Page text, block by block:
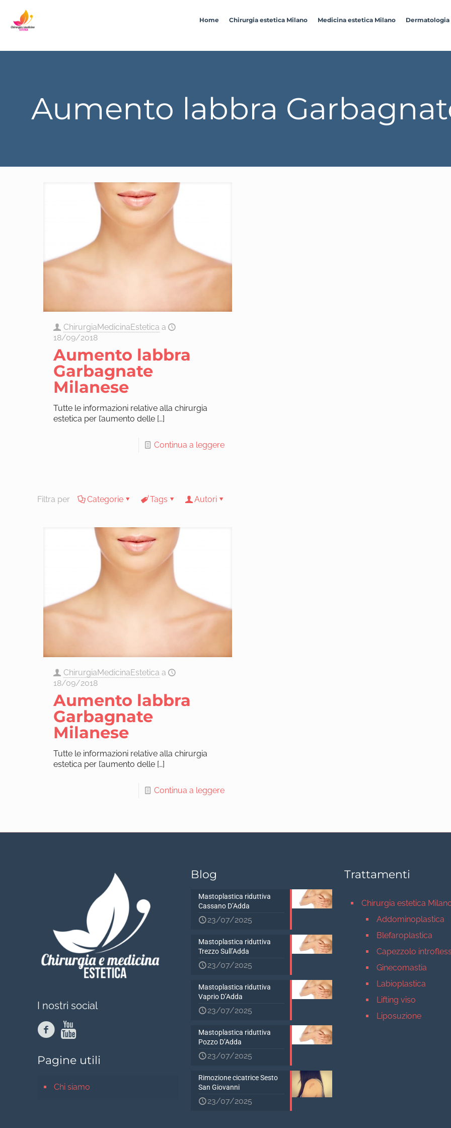
Home Chirurgia estetica Milano Medicina estetica Milano Dermatologia
Aumento labbra
ChirurgiaMedicinaEstetica a
18/09/2018
Aumento labbra
Garbagnate
Milanese
Tutte le informazioni relative alla chirurgia
estetica per l’aumento delle[…]
Continua a leggere
Filtra per Categorie Tags Autori
ChirurgiaMedicinaEstetica a
18/09/2018
Aumento labbra
Garbagnate
Milanese
Tutte le informazioni relative alla chirurgia
estetica per l’aumento delle[…]
Continua a leggere
I nostri social
Pagine utili
Chi siamo
Blog
Mastoplastica riduttiva
Cassano D’Adda
23/07/2025
Mastoplastica riduttiva
Trezzo Sull’Adda
23/07/2025
Mastoplastica riduttiva
Vaprio D’Adda
23/07/2025
Mastoplastica riduttiva
Pozzo D’Adda
23/07/2025
Rimozione cicatrice Sesto
San Giovanni
23/07/2025
Trattamenti
Chirurgia estetica
Addominoplastica
Blefaroplastica
Capezzolo
Ginecomastia
Labioplastica
Lifting viso
Liposuzione